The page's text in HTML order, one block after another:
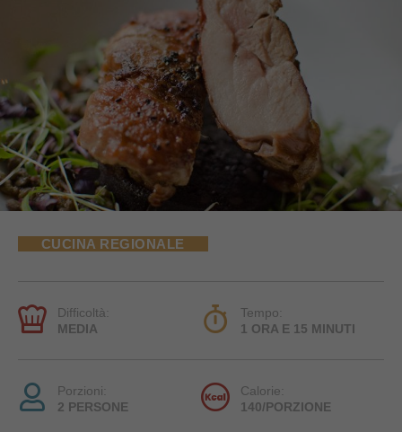
CUCINA REGIONALE
Difficoltà:
MEDIA
Tempo:
1 ORA E 15 MINUTI
Porzioni:
2 PERSONE
Calorie:
140/PORZIONE